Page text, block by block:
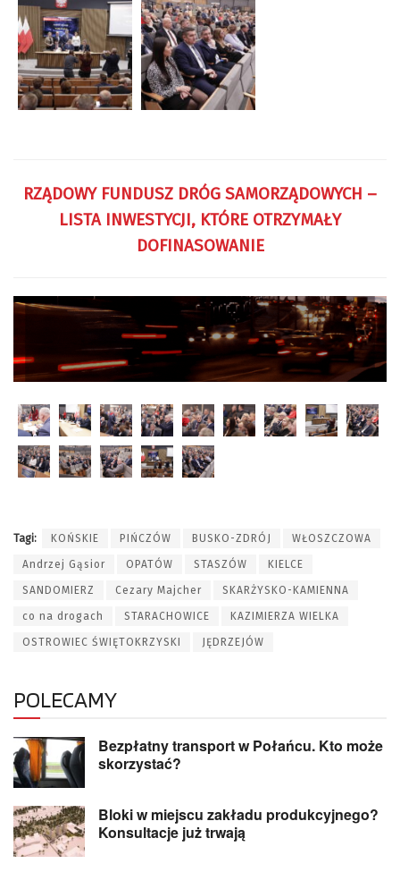
RZĄDOWY FUNDUSZ DRÓG SAMORZĄDOWYCH –
LISTA INWESTYCJI, KTÓRE OTRZYMAŁY
DOFINASOWANIE
Tagi: KOŃSKIE PIŃCZÓW BUSKO-ZDRÓJ WŁOSZCZOWA
Andrzej Gąsior OPATÓW STASZÓW KIELCE
SANDOMIERZ Cezary Majcher SKARŻYSKO-KAMIENNA
co na drogach STARACHOWICE KAZIMIERZA WIELKA
OSTROWIEC ŚWIĘTOKRZYSKI JĘDRZEJÓW
POLECAMY
Bezpłatny transport w Połańcu. Kto może
skorzystać?
Bloki w miejscu zakładu produkcyjnego?
Konsultacje już trwają